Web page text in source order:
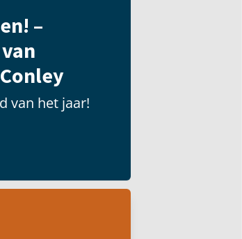
–
van het jaar!